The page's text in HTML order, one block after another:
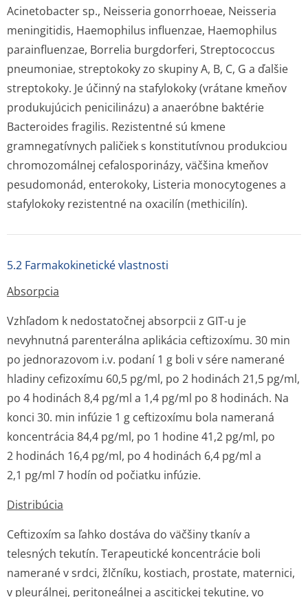
Acinetobacter sp., Neisseria gonorrhoeae, Neisseria
meningitidis, Haemophilus influenzae, Haemophilus
parainfluenzae, Borrelia burgdorferi, Streptococcus
pneumoniae, streptokoky zo skupiny A, B, C, G a ďalšie
streptokoky. Je účinný na stafylokoky (vrátane kmeňov
produkujúcich penicilinázu) a anaeróbne baktérie
Bacteroides fragilis. Rezistentné sú kmene
gramnegatívnych paličiek s konstitutívnou produkciou
chromozomálnej cefalosporinázy, väčšina kmeňov
pesudomonád, enterokoky, Listeria monocytogenes a
stafylokoky rezistentné na oxacilín (methicilín).
5.2 Farmakokinetické vlastnosti
Absorpcia
Vzhľadom k nedostatočnej absorpcii z GIT-u je
nevyhnutná parenterálna aplikácia ceftizoxímu. 30 min
po jednorazovom i.v. podaní 1 g boli v sére namerané
hladiny cefizoxímu 60,5 pg/ml, po 2 hodinách 21,5 pg/ml,
po 4 hodinách 8,4 pg/ml a 1,4 pg/ml po 8 hodinách. Na
konci 30. min infúzie 1 g ceftizoxímu bola nameraná
koncentrácia 84,4 pg/ml, po 1 hodine 41,2 pg/ml, po
2 hodinách 16,4 pg/ml, po 4 hodinách 6,4 pg/ml a
2,1 pg/ml 7 hodín od počiatku infúzie.
Distribúcia
Ceftizoxím sa ľahko dostáva do väčšiny tkanív a
telesných tekutín. Terapeutické koncentrácie boli
namerané v srdci, žlčníku, kostiach, prostate, maternici,
v pleurálnej, peritoneálnej a ascitickej tekutine, vo